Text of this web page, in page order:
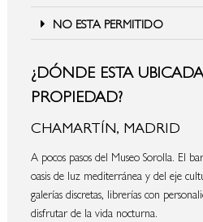
NO ESTA PERMITIDO
¿DÓNDE ESTA
PROPIEDAD?
CHAMARTÍN, MADRID
A pocos pasos del Museo Sorolla. El
oasis de luz mediterránea y del eje
galerías discretas, librerías con
disfrutar de la vida nocturna.